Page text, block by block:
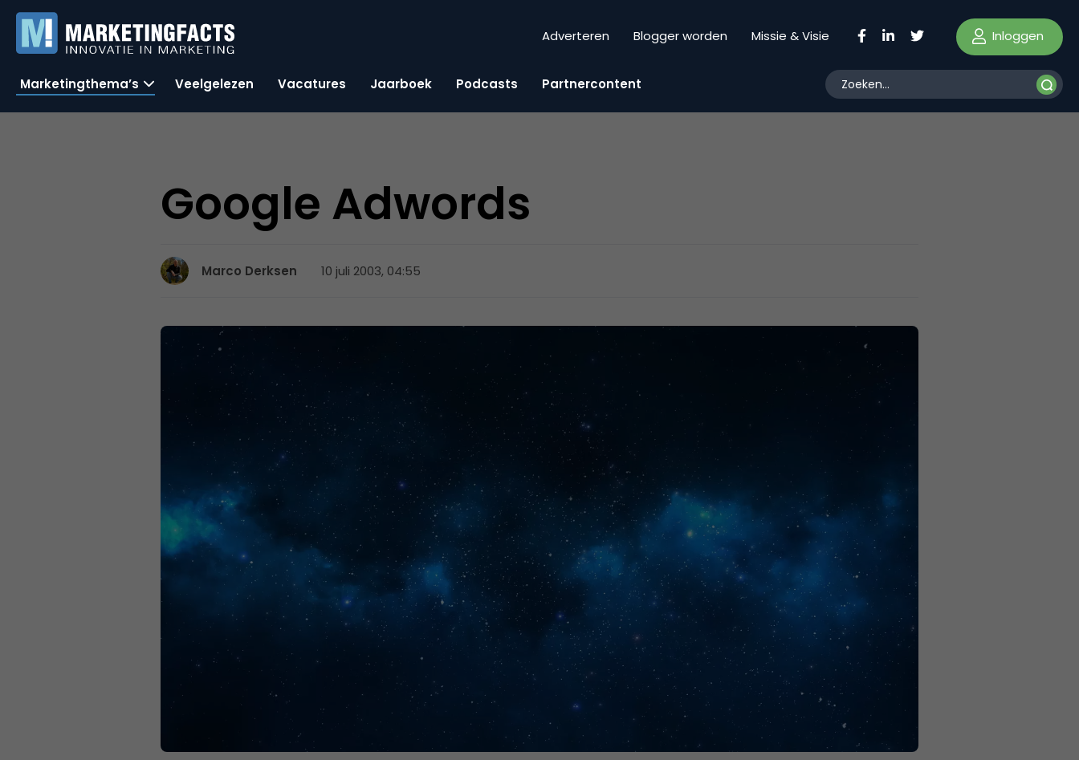
Adverteren Blogger worden Missie & Visie Inloggen
Marketingthema’s Veelgelezen Vacatures Jaarboek Podcasts Partnercontent
Google Adwords
Marco Derksen 10 juli 2003, 04:55